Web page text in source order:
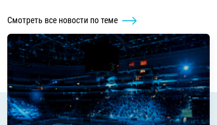
Смотреть все новости по теме